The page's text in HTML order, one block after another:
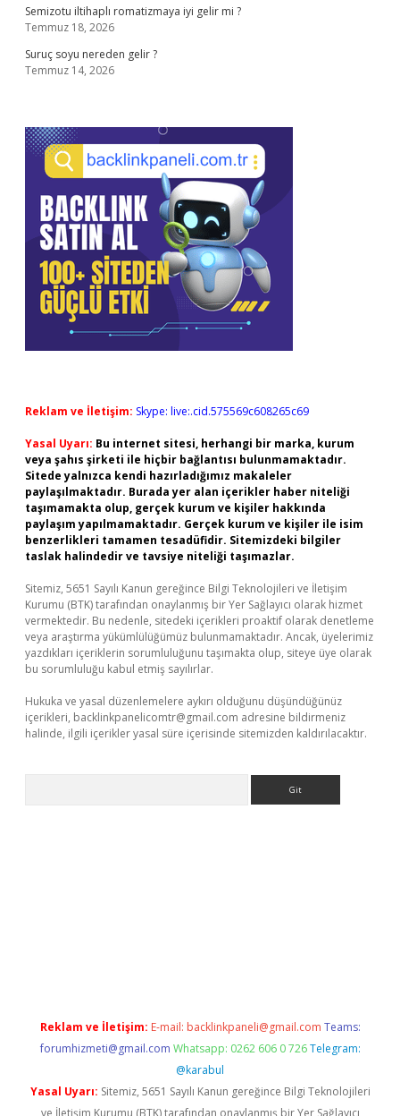
Semizotu iltihaplı romatizmaya iyi gelir mi ?
Temmuz 18, 2026
Suruç soyu nereden gelir ?
Temmuz 14, 2026
Reklam ve İletişim: Skype: live:.cid.575569c608265c69
Yasal Uyarı: Bu internet sitesi, herhangi bir marka, kurum
veya şahıs şirketi ile hiçbir bağlantısı bulunmamaktadır.
Sitede yalnızca kendi hazırladığımız makaleler
paylaşılmaktadır. Burada yer alan içerikler haber niteliği
taşımamakta olup, gerçek kurum ve kişiler hakkında
paylaşım yapılmamaktadır. Gerçek kurum ve kişiler ile isim
benzerlikleri tamamen tesadüfidir. Sitemizdeki bilgiler
taslak halindedir ve tavsiye niteliği taşımazlar.
Sitemiz, 5651 Sayılı Kanun gereğince Bilgi Teknolojileri ve İletişim
Kurumu (BTK) tarafından onaylanmış bir Yer Sağlayıcı olarak hizmet
vermektedir. Bu nedenle, sitedeki içerikleri proaktif olarak denetleme
veya araştırma yükümlülüğümüz bulunmamaktadır. Ancak, üyelerimiz
yazdıkları içeriklerin sorumluluğunu taşımakta olup, siteye üye olarak
bu sorumluluğu kabul etmiş sayılırlar.
Hukuka ve yasal düzenlemelere aykırı olduğunu düşündüğünüz
içerikleri, backlinkpanelicomtr@gmail.com adresine bildirmeniz
halinde, ilgili içerikler yasal süre içerisinde sitemizden kaldırılacaktır.
Reklam ve İletişim: E-mail: backlinkpaneli@gmail.com Teams:
forumhizmeti@gmail.com Whatsapp: 0262 606 0 726 Telegram:
@karabul
Yasal Uyarı: Sitemiz, 5651 Sayılı Kanun gereğince Bilgi Teknolojileri
ve İletişim Kurumu (BTK) tarafından onaylanmış bir Yer Sağlayıcı